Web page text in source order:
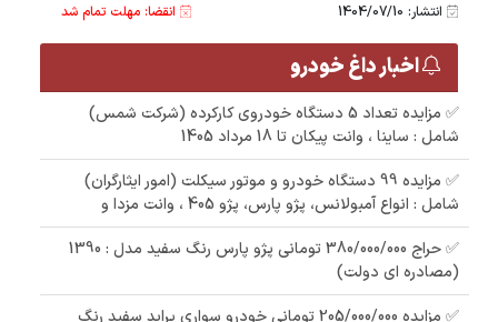
انتشار: 1404/07/10 انقضا: مهلت تمام شد
اخبار داغ خودرو
✅ مزایده تعداد 5 دستگاه خودروی کارکرده (شرکت شمس)
شامل : ساینا ، وانت پیکان تا 18 مرداد 1405
✅ مزایده 99 دستگاه خودرو و موتور سیکلت (امور ایثارگران)
شامل : انواع آمبولانس، پژو پارس، پژو 405 ، وانت مزدا و
✅ حراج 380/000/000 تومانی پژو پارس رنگ سفید مدل : 1390
(مصادره ای دولت)
✅ مزایده 205/000/000 تومانی خودرو سواري پرايد سفيد رنگ